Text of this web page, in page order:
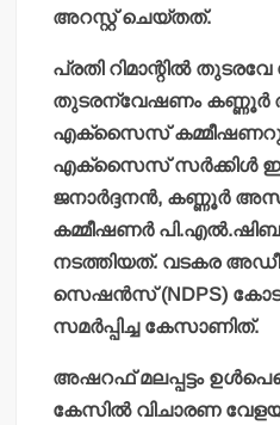
അറസ്റ്റ് ചെയ്തത്.
പ്രതി റിമാന്റില്‍ തുടരവേ
തുടരന്വേഷണം കണ്ണൂര്‍
എക്‌സൈസ്
എക്‌സൈസ് സര്‍ക്കിള്‍
ജനാര്‍ദ്ദനന്‍, കണ്ണൂര്‍
കമ്മീഷണര്‍
നടത്തിയത്. വടകര
സെഷന്‍സ് (NDPS)
സമര്‍പ്പിച്ച കേസാണിത്.
അഷറഫ് മലപ്പട്ടം
കേസില്‍ വിചാരണ